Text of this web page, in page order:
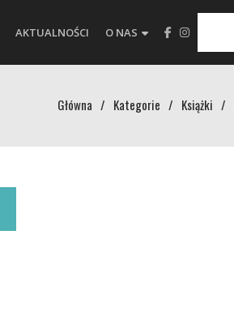
AKTUALNOŚCI O NAS
Główna / Kategorie / Książki /